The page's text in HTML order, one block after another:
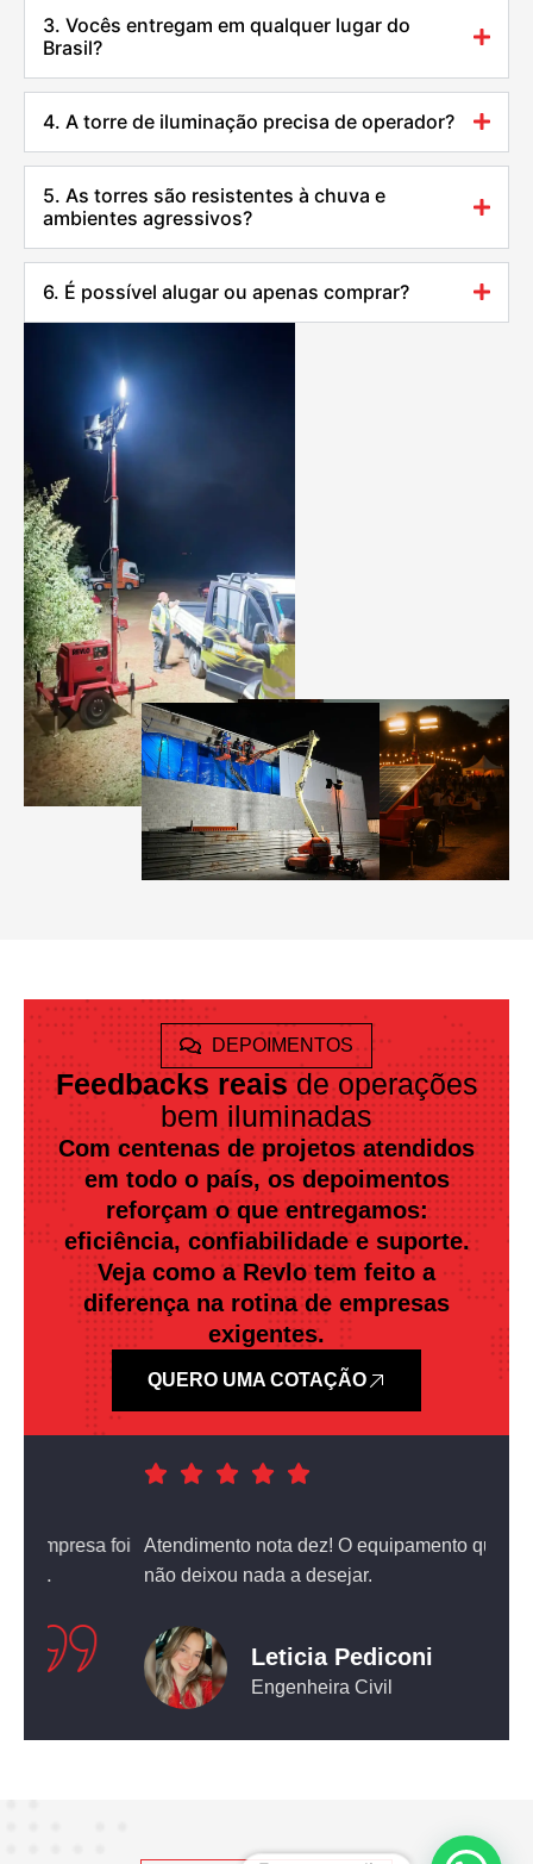
3. Vocês entregam em qualquer lugar do
Brasil?
4. A torre de iluminação precisa de operador?
5. As torres são resistentes à chuva e
ambientes agressivos?
6. É possível alugar ou apenas comprar?
DEPOIMENTOS
Feedbacks reaisde operações
bem iluminadas
Com centenas de projetos atendidos
em todo o país, os depoimentos
reforçam o que entregamos:
eficiência, confiabilidade e suporte.
Veja como a Revlo tem feito a
diferença na rotina de empresas
exigentes.
QUERO UMA COTAÇÃO
Atendimento nota dez! O equipamento que comprei
não deixou nada a desejar.
Leticia Pediconi
Engenheira Civil